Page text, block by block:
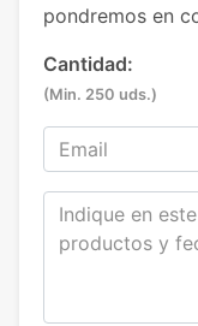
pondremos en
Cantidad:
(Min. 250 uds.)